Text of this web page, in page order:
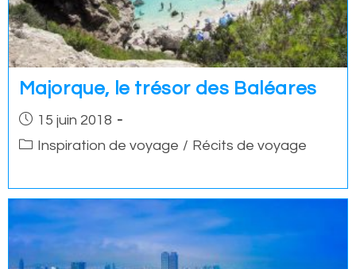
Majorque, le trésor des Baléares
Post15 juin 2018
PostInspiration de voyage / Récits de voyage